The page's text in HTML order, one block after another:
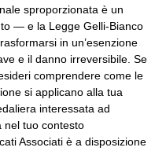
sproporzionata è un
— e la Legge Gelli-Bianco
in un’esenzione
e il danno irreversibile. Se
comprendere come le
si applicano alla tua
interessata ad
nel tuo contesto
Associati è a disposizione